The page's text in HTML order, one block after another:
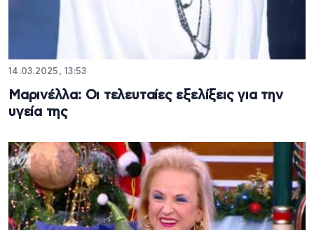
14.03.2025, 13:53
Μαρινέλλα: Οι τελευταίες εξελίξεις για την
υγεία της